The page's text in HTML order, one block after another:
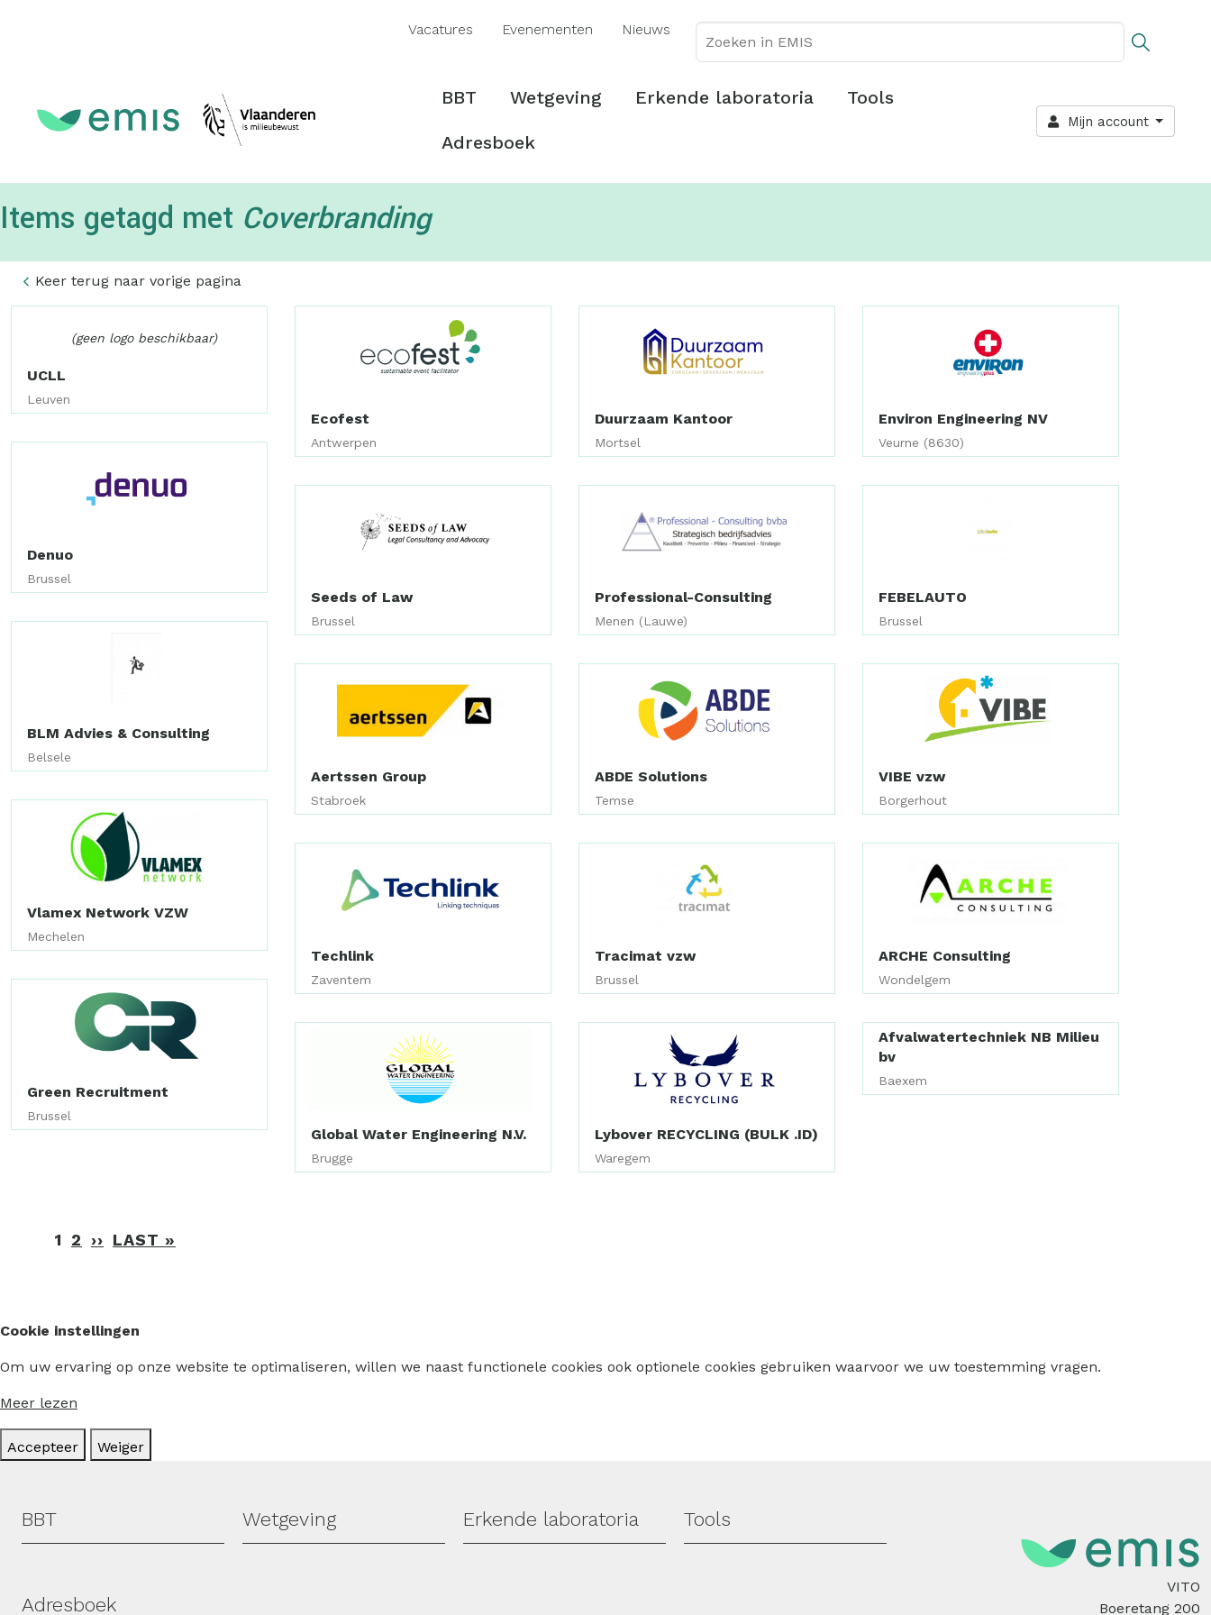
inhoud
Vacatures Evenementen Nieuws
Hoofdmenu
BBT Wetgeving Erkende laboratoria Tools
Adresboek
Mijn account
Items getagd met Coverbranding
Keer terug naar vorige pagina
(geen logo beschikbaar)
UCLL
Leuven
Ecofest
Antwerpen
Duurzaam Kantoor
Mortsel
Environ Engineering NV
Veurne (8630)
Denuo
Brussel
Seeds of Law
Brussel
Professional-Consulting
Menen (Lauwe)
FEBELAUTO
Brussel
BLM Advies & Consulting
Belsele
Aertssen Group
Stabroek
ABDE Solutions
Temse
VIBE vzw
Borgerhout
Vlamex Network VZW
Mechelen
Techlink
Zaventem
Tracimat vzw
Brussel
ARCHE Consulting
Wondelgem
Green Recruitment
Brussel
Global Water Engineering N.V.
Brugge
Lybover RECYCLING (BULK .ID)
Waregem
Afvalwatertechniek NB Milieu
bv
Baexem
Paginering
1 2 ›› VOLGENDE
LAST »
Cookie instellingen
Om uw ervaring op onze website te optimaliseren, willen we naast functionele cookies ook optionele cookies gebruiken waarvoor we uw toestemming vragen.
Meer lezen
Accepteer Weiger
Hoofdmenu
BBT Wetgeving Erkende laboratoria Tools
Adresboek
VITO
Boeretang 200